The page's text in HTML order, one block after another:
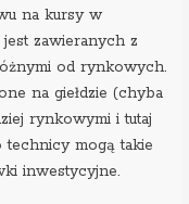
na kursy w
zawieranych z
od rynkowych.
na giełdzie (chyba
rynkowymi i tutaj
technicy mogą takie
inwestycyjne.